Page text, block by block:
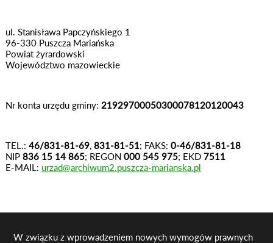
ul. Stanisława Papczyńskiego 1
96-330 Puszcza Mariańska
Powiat żyrardowski
Województwo mazowieckie
Nr konta urzędu gminy: 21929700050300078120120043
TEL.: 46/831-81-69, 831-81-51; FAKS: 0-46/831-81-18
NIP 836 15 14 865; REGON 000 545 975; EKD 7511
E-MAIL: urzad@archiwum2.puszcza-marianska.pl
W związku z wprowadzeniem nowych wymogów prawnych